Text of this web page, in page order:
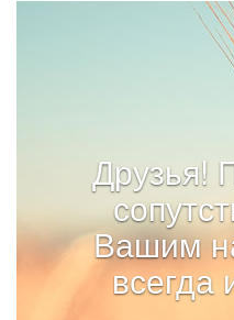
Друзья!
Вашим
всегда